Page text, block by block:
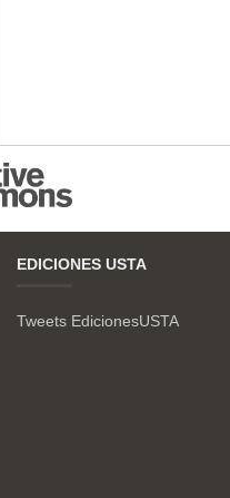
EDICIONES USTA
Tweets EdicionesUSTA